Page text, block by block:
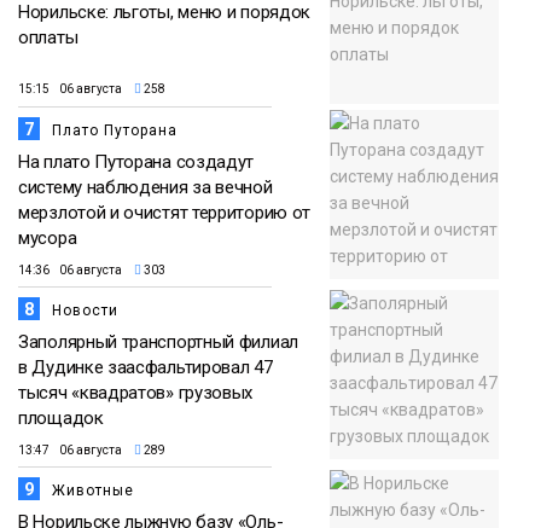
Норильске: льготы, меню и порядок
оплаты
15:15 06 августа 258
7 Плато Путорана
На плато Путорана создадут
систему наблюдения за вечной
мерзлотой и очистят территорию от
мусора
14:36 06 августа 303
8 Новости
Заполярный транспортный филиал
в Дудинке заасфальтировал 47
тысяч «квадратов» грузовых
площадок
13:47 06 августа 289
9 Животные
В Норильске лыжную базу «Оль-